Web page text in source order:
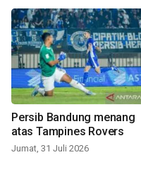
Persib Bandung menang
atas Tampines Rovers
Jumat, 31 Juli 2026